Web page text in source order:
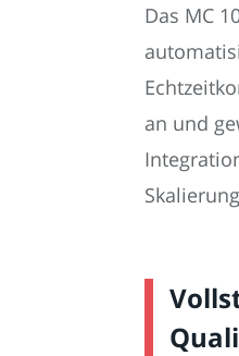
Das MC
an und